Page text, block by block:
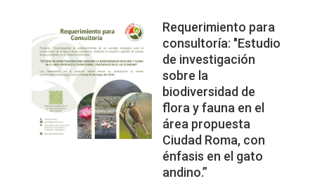
Requerimiento para
consultoría: "Estudio
de investigación
sobre la
biodiversidad de
flora y fauna en el
área propuesta
Ciudad Roma, con
énfasis en el gato
andino.”